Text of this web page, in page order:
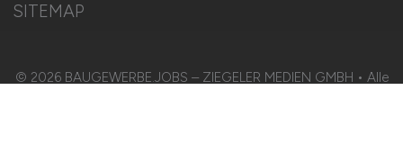
SITEMAP
© 2026 BAUGEWERBE.JOBS – ZIEGELER MEDIEN GMBH • Alle